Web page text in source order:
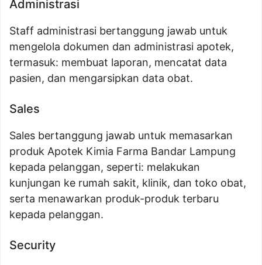
Administrasi
Staff administrasi bertanggung jawab untuk
mengelola dokumen dan administrasi apotek,
termasuk: membuat laporan, mencatat data
pasien, dan mengarsipkan data obat.
Sales
Sales bertanggung jawab untuk memasarkan
produk Apotek Kimia Farma Bandar Lampung
kepada pelanggan, seperti: melakukan
kunjungan ke rumah sakit, klinik, dan toko obat,
serta menawarkan produk-produk terbaru
kepada pelanggan.
Security